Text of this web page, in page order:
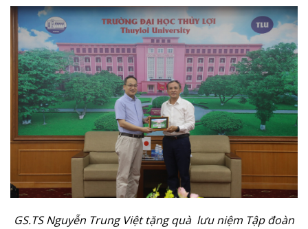
GS.TS Nguyễn Trung Việt tặng quà lưu niệm Tập đoàn